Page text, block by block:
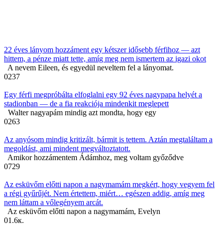
22 éves lányom hozzáment egy kétszer idősebb férfihoz — azt
hittem, a pénze miatt tette, amíg meg nem ismertem az igazi okot
A nevem Eileen, és egyedül neveltem fel a lányomat.
0237
Egy férfi megpróbálta elfoglalni egy 92 éves nagypapa helyét a
stadionban — de a fia reakciója mindenkit meglepett
Walter nagyapám mindig azt mondta, hogy egy
0263
Az anyósom mindig kritizált, bármit is tettem. Aztán megtaláltam a
megoldást, ami mindent megváltoztatott.
Amikor hozzámentem Ádámhoz, meg voltam győződve
0729
Az esküvőm előtti napon a nagymamám megkért, hogy vegyem fel
a régi gyűrűjét. Nem értettem, miért… egészen addig, amíg meg
nem láttam a vőlegényem arcát.
Az esküvőm előtti napon a nagymamám, Evelyn
01.6к.